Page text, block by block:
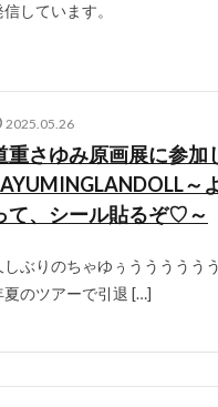
しています。
2025.05.26
重さゆみ原画展に参加
～
て、シール貼るぞ♡～
しぶりのちゃゆぅううううう
夏のツアーで引退 […]